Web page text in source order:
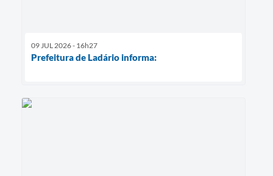
09 JUL 2026 - 16h27
Prefeitura de Ladário informa: